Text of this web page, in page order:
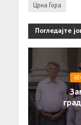
Црна Гора
Погледајте